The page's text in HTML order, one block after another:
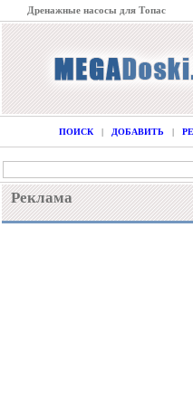
Дренажные насосы для Топас
ПОИСК | ДОБАВИТЬ |
Реклама